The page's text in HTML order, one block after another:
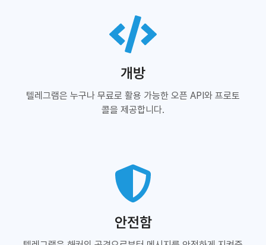
개방
텔레그램은 누구나 무료로 활용 가능한 오픈 API와 프로토
콜을 제공합니다.
안전함